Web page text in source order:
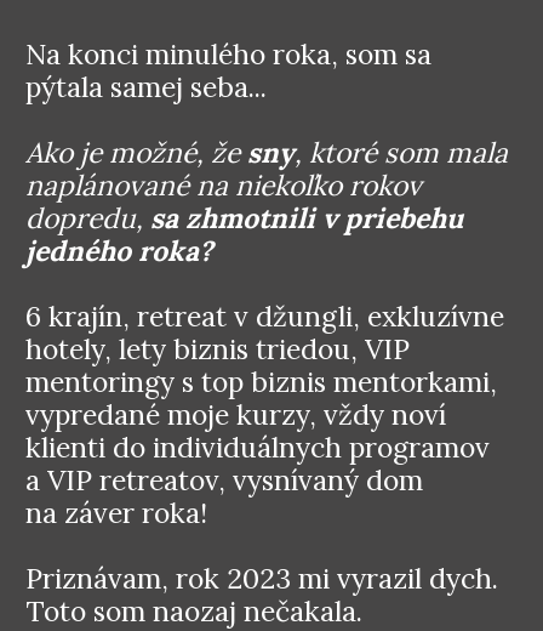
Na konci minulého roka, som sa
pýtala samej seba...
Ako je možné, žesny, ktoré som mala
naplánované na niekoľko rokov
dopredu, sa zhmotnili v priebehu
jedného roka?
6 krajín, retreat v džungli, exkluzívne
hotely, lety biznis triedou, VIP
mentoringy s top biznis mentorkami,
vypredané moje kurzy, vždy noví
klienti do individuálnych programov
a VIP retreatov, vysnívaný dom
na záver roka!
Priznávam, rok 2023 mi vyrazil dych.
Toto som naozaj nečakala.